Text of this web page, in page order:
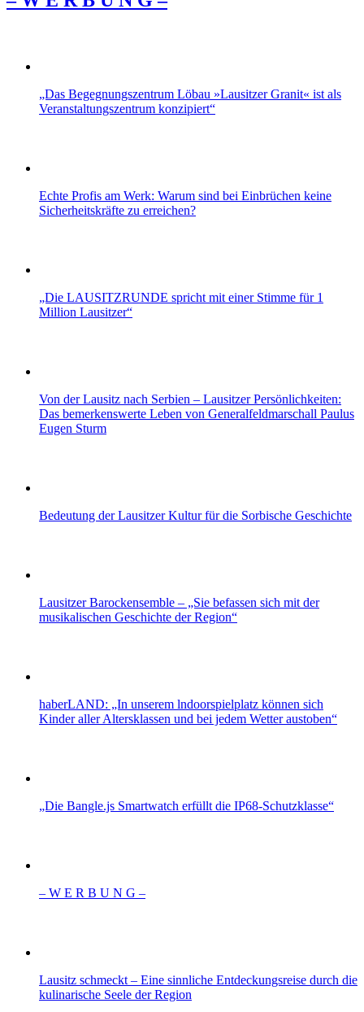
„Das Be­geg­nungs­zen­trum Lö­bau »Lau­sit­zer Gra­nit« ist als
Ver­an­stal­tungs­zen­trum kon­zi­piert“
Echte Profis am Werk: Warum sind bei Einbrüchen keine
Sicherheitskräfte zu erreichen?
„Die LAUSITZRUNDE spricht mit einer Stimme für 1
Million Lausitzer“
Von der Lausitz nach Serbien – Lausitzer Persönlichkeiten:
Das bemerkenswerte Leben von Generalfeldmarschall Paulus
Eugen Sturm
Bedeutung der Lausitzer Kultur für die Sorbische Geschichte
Lausitzer Barockensemble – „Sie befassen sich mit der
musikalischen Geschichte der Region“
haberLAND: „In unserem lndoorspielplatz können sich
Kinder aller Altersklassen und bei jedem Wetter austoben“
„Die Bangle.js Smartwatch erfüllt die IP68-Schutzklasse“
– W Ε R Β U Ν G –
Lausitz schmeckt – Eine sinnliche Entdeckungsreise durch die
kulinarische Seele der Region